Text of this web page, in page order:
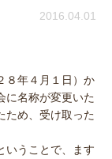
2016.04.01
８年４月１日）か
に名称が変更いた
ため、受け取った
いうことで、ます